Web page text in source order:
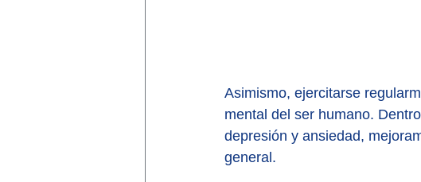
Asimismo, ejercitarse
mental del ser humano.
depresión y ansiedad,
general.